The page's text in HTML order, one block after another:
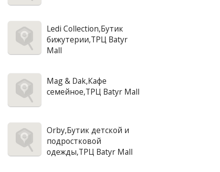
Ledi Collection,Бутик
бижутерии,ТРЦ Batyr
Mall
Mag & Dak,Кафе
семейное,ТРЦ Batyr Mall
Orby,Бутик детской и
подростковой
одежды,ТРЦ Batyr Mall